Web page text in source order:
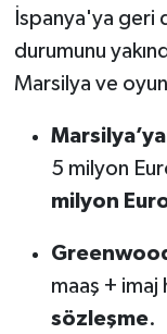
İspanya'ya geri
durumunu
Marsilya ve
5 milyon
milyon
maaş + imaj
sözleşme.